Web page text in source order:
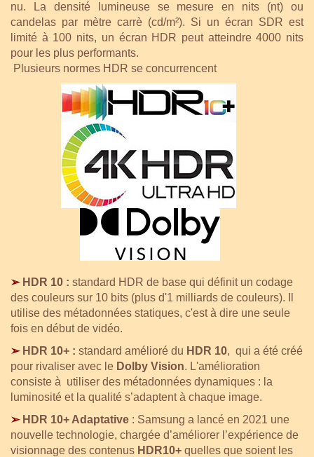
nu. La densité lumineuse se mesure en nits (nt) ou
candelas par mètre carrè (cd/m²). Si un écran SDR est
limité à 100 nits, un écran HDR peut atteindre 4000 nits
pour les plus performants.
Plusieurs normes HDR se concurrencent
➢HDR 10 : standard HDR de base qui définit un codage
des couleurs sur 10 bits (plus d'1 milliards de couleurs). Il
utilise des métadonnées statiques, c'est à dire une seule
fois en début de vidéo.
➢HDR 10+ : standard amélioré du HDR 10, qui a été créé
pour rivaliser avec le Dolby Vision. L'amélioration
consiste à utiliser des métadonnées dynamiques : la
luminosité et la qualité s’adaptent à chaque image.
➢HDR 10+ Adaptative : Samsung a lancé en 2021 une
nouvelle technologie, chargée d’améliorer l’expérience de
visionnage des contenus HDR10+ quelles que soient les